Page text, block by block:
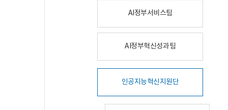
AI정부서비스팀
AI정부혁신성과팀
인공지능혁신지원단